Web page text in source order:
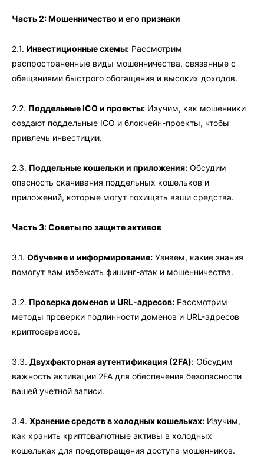
Часть 2: Мошенничество и его признаки
2.1. Инвестиционные схемы: Рассмотрим
распространенные виды мошенничества, связанные с
обещаниями быстрого обогащения и высоких доходов.
2.2. Поддельные ICO и проекты: Изучим, как мошенники
создают поддельные ICO и блокчейн-проекты, чтобы
привлечь инвестиции.
2.3. Поддельные кошельки и приложения: Обсудим
опасность скачивания поддельных кошельков и
приложений, которые могут похищать ваши средства.
Часть 3: Советы по защите активов
3.1. Обучение и информирование: Узнаем, какие знания
помогут вам избежать фишинг-атак и мошенничества.
3.2. Проверка доменов и URL-адресов: Рассмотрим
методы проверки подлинности доменов и URL-адресов
криптосервисов.
3.3. Двухфакторная аутентификация (2FA): Обсудим
важность активации 2FA для обеспечения безопасности
вашей учетной записи.
3.4. Хранение средств в холодных кошельках: Изучим,
как хранить криптовалютные активы в холодных
кошельках для предотвращения доступа мошенников.